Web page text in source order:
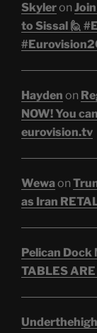
Skyleron
to Sissal 🙋
Hayden on
NOW! You
eurovision.tv
Wewaon
as Iran
Pelican Dock
TABLES